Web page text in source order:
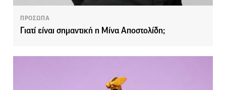
ΠΡΟΣΩΠΑ
Γιατί είναι σημαντική η Μίνα Αποστολίδη;